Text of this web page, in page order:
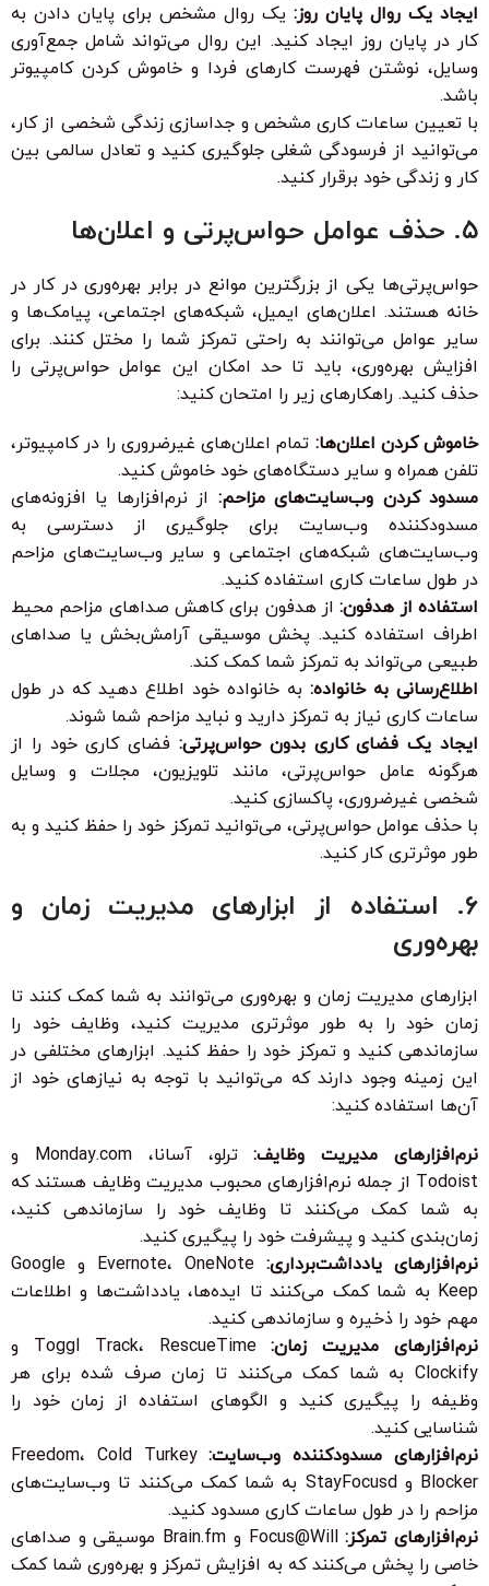
ایجاد یک روال پایان روز: یک روال مشخص برای پایان دادن به
کار در پایان روز ایجاد کنید. این روال می‌تواند شامل جمع‌آوری
وسایل، نوشتن فهرست کارهای فردا و خاموش کردن کامپیوتر
باشد.
با تعیین ساعات کاری مشخص و جداسازی زندگی شخصی از کار،
می‌توانید از فرسودگی شغلی جلوگیری کنید و تعادل سالمی بین
کار و زندگی خود برقرار کنید.
۵. حذف عوامل حواس‌پرتی و اعلان‌ها
حواس‌پرتی‌ها یکی از بزرگترین موانع در برابر بهره‌وری در کار در
خانه هستند. اعلان‌های ایمیل، شبکه‌های اجتماعی، پیامک‌ها و
سایر عوامل می‌توانند به راحتی تمرکز شما را مختل کنند. برای
افزایش بهره‌وری، باید تا حد امکان این عوامل حواس‌پرتی را
حذف کنید. راهکارهای زیر را امتحان کنید:
خاموش کردن اعلان‌ها: تمام اعلان‌های غیرضروری را در کامپیوتر،
تلفن همراه و سایر دستگاه‌های خود خاموش کنید.
مسدود کردن وب‌سایت‌های مزاحم: از نرم‌افزارها یا افزونه‌های
مسدودکننده وب‌سایت برای جلوگیری از دسترسی به
وب‌سایت‌های شبکه‌های اجتماعی و سایر وب‌سایت‌های مزاحم
در طول ساعات کاری استفاده کنید.
استفاده از هدفون:از هدفون برای کاهش صداهای مزاحم محیط
اطراف استفاده کنید. پخش موسیقی آرامش‌بخش یا صداهای
طبیعی می‌تواند به تمرکز شما کمک کند.
اطلاع‌رسانی به خانواده: به خانواده خود اطلاع دهید که در طول
ساعات کاری نیاز به تمرکز دارید و نباید مزاحم شما شوند.
ایجاد یک فضای کاری بدون حواس‌پرتی: فضای کاری خود را از
هرگونه عامل حواس‌پرتی، مانند تلویزیون، مجلات و وسایل
شخصی غیرضروری، پاکسازی کنید.
با حذف عوامل حواس‌پرتی، می‌توانید تمرکز خود را حفظ کنید و به
طور موثرتری کار کنید.
۶. استفاده از ابزارهای مدیریت زمان و
بهره‌وری
ابزارهای مدیریت زمان و بهره‌وری می‌توانند به شما کمک کنند تا
زمان خود را به طور موثرتری مدیریت کنید، وظایف خود را
سازماندهی کنید و تمرکز خود را حفظ کنید. ابزارهای مختلفی در
این زمینه وجود دارند که می‌توانید با توجه به نیازهای خود از
آن‌ها استفاده کنید:
نرم‌افزارهای مدیریت وظایف:
ترلو، آسانا، Monday.com و
Todoist از جمله نرم‌افزارهای محبوب مدیریت وظایف هستند که
به شما کمک می‌کنند تا وظایف خود را سازماندهی کنید،
زمان‌بندی کنید و پیشرفت خود را پیگیری کنید.
نرم‌افزارهای یادداشت‌برداری:
Evernote، OneNote و Google
Keep به شما کمک می‌کنند تا ایده‌ها، یادداشت‌ها و اطلاعات
مهم خود را ذخیره و سازماندهی کنید.
نرم‌افزارهای مدیریت زمان:
Toggl Track، RescueTime و
Clockify به شما کمک می‌کنند تا زمان صرف شده برای هر
وظیفه را پیگیری کنید و الگوهای استفاده از زمان خود را
شناسایی کنید.
نرم‌افزارهای مسدودکننده وب‌سایت: Freedom، Cold Turkey
Blocker و StayFocusd به شما کمک می‌کنند تا وب‌سایت‌های
مزاحم را در طول ساعات کاری مسدود کنید.
نرم‌افزارهای تمرکز:
Focus@Will و Brain.fm موسیقی و صداهای
خاصی را پخش می‌کنند که به افزایش تمرکز و بهره‌وری شما کمک